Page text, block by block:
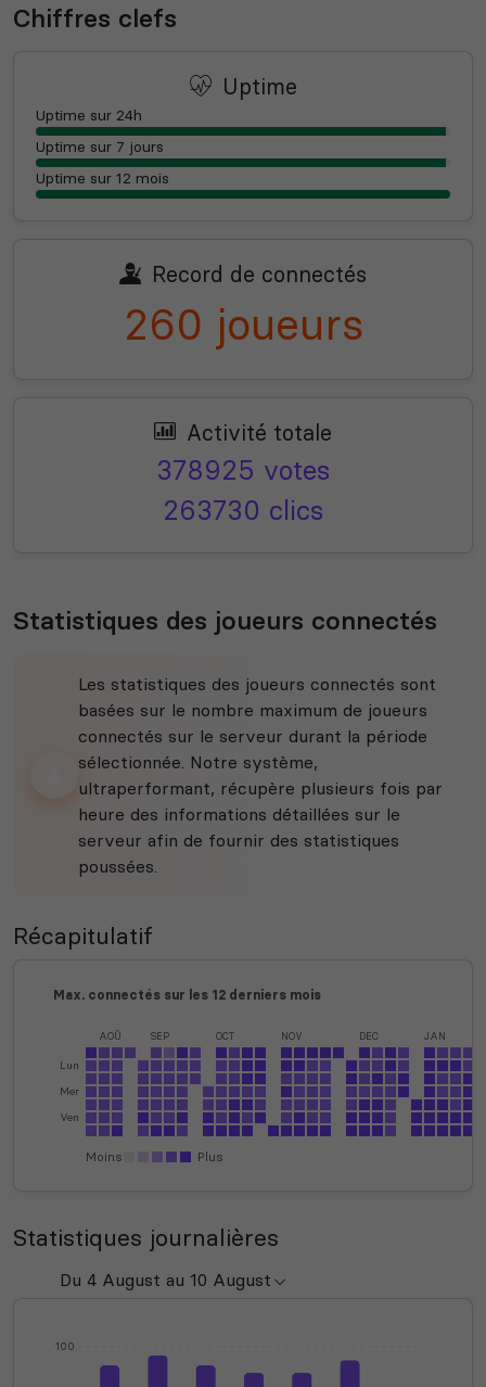
Chiffres clefs
Uptime
Uptime sur 24h
Uptime sur 7 jours
Uptime sur 12 mois
Record de connectés
260 joueurs
Activité totale
378925 votes
263730 clics
Statistiques des joueurs connectés
Les statistiques des joueurs connectés sont
basées sur le nombre maximum de joueurs
connectés sur le serveur durant la période
sélectionnée. Notre système,
ultraperformant, récupère plusieurs fois par
heure des informations détaillées sur le
serveur afin de fournir des statistiques
poussées.
Récapitulatif
Max. connectés sur les 12 derniers mois
Lun
Mer
Ven
AOÛ SEP OCT NOV DEC JAN
Moins Plus
Statistiques journalières
100